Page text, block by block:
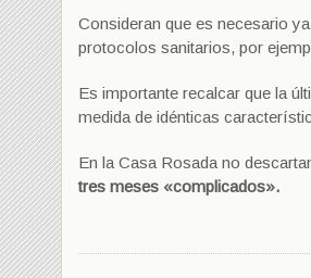
Consideran que es necesario
protocolos sanitarios, por
Es importante recalcar que la
medida de idénticas
En la Casa Rosada no
tres meses «complicados».